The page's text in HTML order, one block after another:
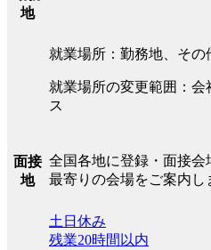
地
就業場所：勤務地、その
就業場所の変更範囲：会
ス
面接
地
全国各地に登録・面接会
最寄りの会場をご案内し
土日休み
残業20時間以内